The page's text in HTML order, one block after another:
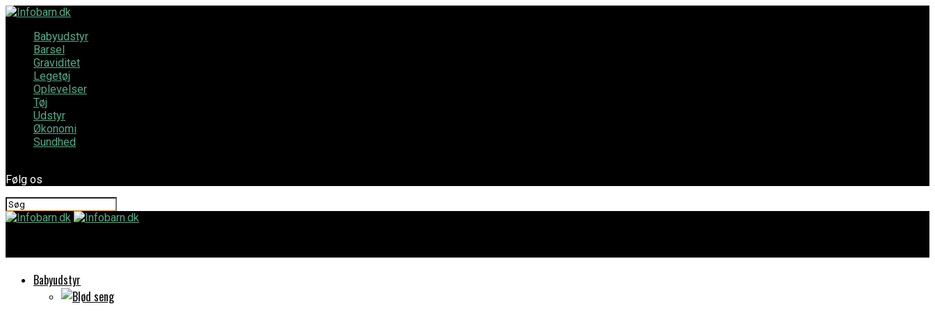
Babyudstyr
Barsel
Graviditet
Legetøj
Oplevelser
Tøj
Udstyr
Økonomi
Sundhed
Følg os
Babyudstyr